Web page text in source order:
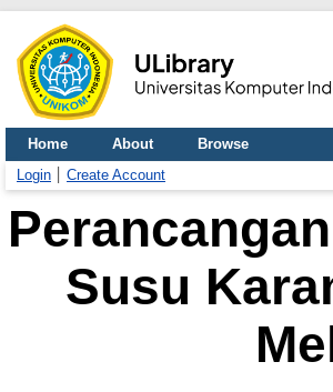
Home About
Browse
Login
Create Account
Susu